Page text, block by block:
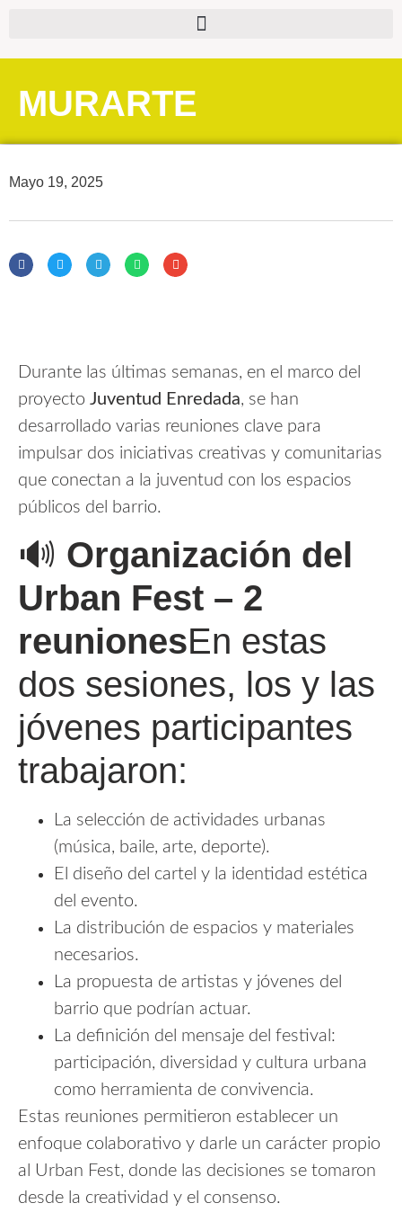
MURARTE
Mayo 19, 2025
Durante las últimas semanas, en el marco del
proyecto Juventud Enredada, se han
desarrollado varias reuniones clave para
impulsar dos iniciativas creativas y comunitarias
que conectan a la juventud con los espacios
públicos del barrio.
🔊 Organización del
Urban Fest – 2
reunionesEn estas
dos sesiones, los y las
jóvenes participantes
trabajaron:
La selección de actividades urbanas
(música, baile, arte, deporte).
El diseño del cartel y la identidad estética
del evento.
La distribución de espacios y materiales
necesarios.
La propuesta de artistas y jóvenes del
barrio que podrían actuar.
La definición del mensaje del festival:
participación, diversidad y cultura urbana
como herramienta de convivencia.
Estas reuniones permitieron establecer un
enfoque colaborativo y darle un carácter propio
al Urban Fest, donde las decisiones se tomaron
desde la creatividad y el consenso.